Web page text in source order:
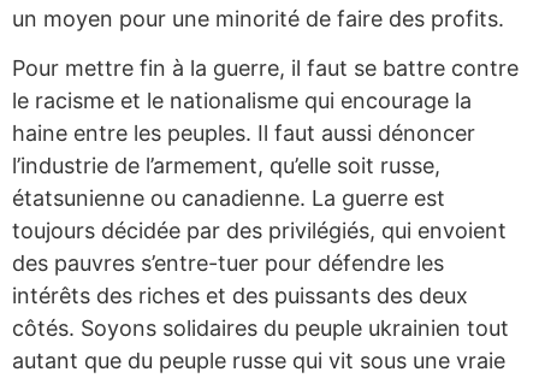
un moyen pour une minorité de faire des profits.
Pour mettre fin à la guerre, il faut se battre contre
le racisme et le nationalisme qui encourage la
haine entre les peuples. Il faut aussi dénoncer
l’industrie de l’armement, qu’elle soit russe,
étatsunienne ou canadienne. La guerre est
toujours décidée par des privilégiés, qui envoient
des pauvres s’entre-tuer pour défendre les
intérêts des riches et des puissants des deux
côtés. Soyons solidaires du peuple ukrainien tout
autant que du peuple russe qui vit sous une vraie